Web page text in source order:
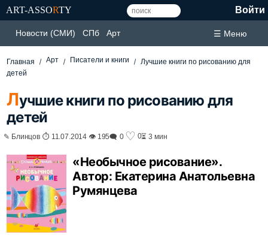
ART-ASSORTY Войти
Новости (СМИ) СПб Арт ☰ Меню
Главная Арт Писатели и книги
Лучшие книги по рисованию для
детей
Лучшие книги по рисованию для
детей
✎ Блинцов ⏱ 11.07.2014 👁 195🗨 0 ♡ 0⏳ 3 мин
«Необычное рисование».
Автор: Екатерина Анатольевна
Румянцева